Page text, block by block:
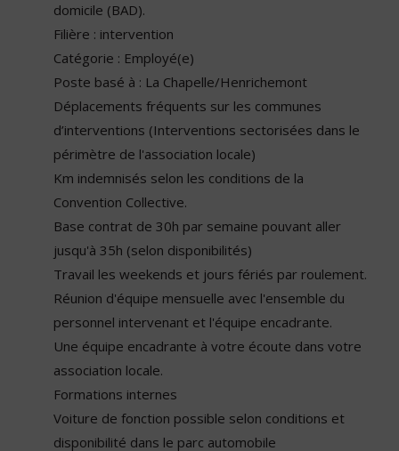
domicile (BAD).
Filière : intervention
Catégorie : Employé(e)
Poste basé à : La Chapelle/Henrichemont
Déplacements fréquents sur les communes
d’interventions (Interventions sectorisées dans le
périmètre de l'association locale)
Km indemnisés selon les conditions de la
Convention Collective.
Base contrat de 30h par semaine pouvant aller
jusqu'à 35h (selon disponibilités)
Travail les weekends et jours fériés par roulement.
Réunion d'équipe mensuelle avec l'ensemble du
personnel intervenant et l'équipe encadrante.
Une équipe encadrante à votre écoute dans votre
association locale.
Formations internes
Voiture de fonction possible selon conditions et
disponibilité dans le parc automobile